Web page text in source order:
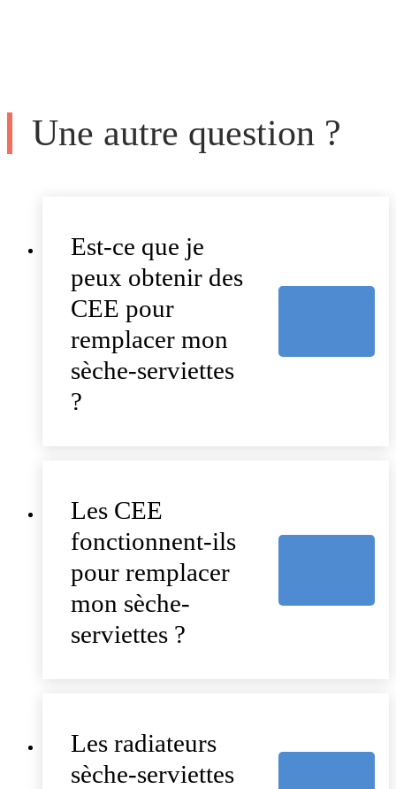
Une autre question ?
Est-ce que je
peux obtenir des
CEE pour
remplacer mon
sèche-serviettes
?
Les CEE
fonctionnent-ils
pour remplacer
mon sèche-
serviettes ?
Les radiateurs
sèche-serviettes